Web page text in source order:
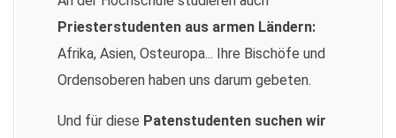
Priesterstudenten aus armen Ländern:
Afrika, Asien, Osteuropa... Ihre Bischöfe und
Ordensoberen haben uns darum gebeten.
Und für diese Patenstudenten suchen wir